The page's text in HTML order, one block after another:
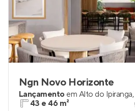
Ngn Novo Horizonte
Lançamento em Alto do Ipiranga,
43 e 46 m²